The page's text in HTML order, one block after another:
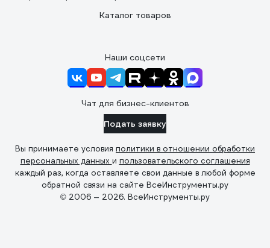
Каталог товаров
Наши соцсети
Чат для бизнес-клиентов
Подать заявку
Вы принимаете условия политики в отношении обработки
персональных данных и пользовательского соглашения
каждый раз, когда оставляете свои данные в любой форме
обратной связи на сайте ВсеИнструменты.ру
© 2006 — 2026. ВсеИнструменты.ру